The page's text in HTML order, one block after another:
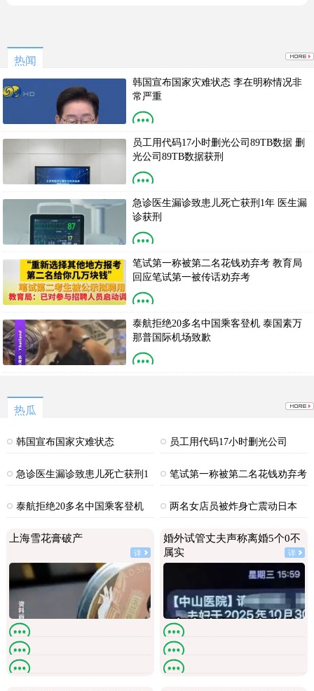
热闻
韩国宣布国家灾难状态 李在明称情况非
常严重
员工用代码17小时删光公司89TB数据 删
光公司89TB数据获刑
急诊医生漏诊致患儿死亡获刑1年 医生漏
诊获刑
笔试第一称被第二名花钱劝弃考 教育局
回应笔试第一被传话劝弃考
泰航拒绝20多名中国乘客登机 泰国素万
那普国际机场致歉
热瓜
韩国宣布国家灾难状态
员工用代码17小时删光公司
急诊医生漏诊致患儿死亡获刑1
笔试第一称被第二名花钱劝弃考
泰航拒绝20多名中国乘客登机 两名女店员被炸身亡震动日本
上海雪花膏破产
详
不来，还是有其他原因？
有推销雪花膏。
婚外试管丈夫声称离婚5个0不
属实
详
顾女儿，转移财产，无情无义的程度也
是“领先”的。
你承担社保？是怕重婚判刑吧。